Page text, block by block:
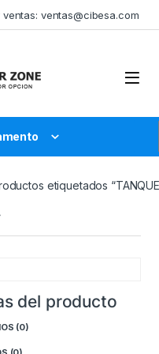
ventas@cibesa.com
etiquetados
del producto
(0)